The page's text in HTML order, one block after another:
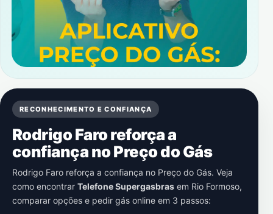
RECONHECIMENTO E CONFIANÇA
Rodrigo Faro reforça a
confiança no Preço do Gás
Rodrigo Faro reforça a confiança no Preço do Gás. Veja
como encontrar Telefone Supergasbras em Rio Formoso,
comparar opções e pedir gás online em 3 passos: